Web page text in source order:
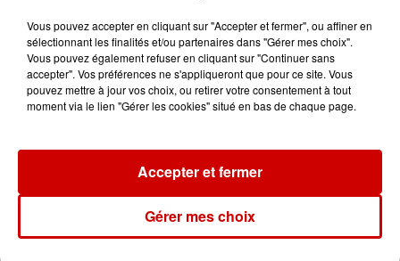
Jeux Voir plus
Gagnez vos entrées pour le
Vous pouvez accepter en cliquant sur "Accepter et fermer", ou affiner en
sélectionnant les finalités et/ou partenaires dans "Gérer mes choix".
Vous pouvez également refuser en cliquant sur "Continuer sans
accepter". Vos préférences ne s'appliqueront que pour ce site. Vous
pouvez mettre à jour vos choix, ou retirer votre consentement à tout
moment via le lien "Gérer les cookies" situé en bas de chaque page.
Gérer mes choix
Accepter et fermer